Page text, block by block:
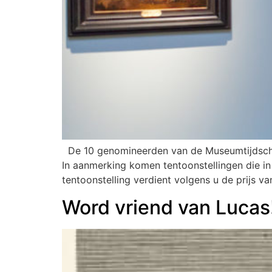
De 10 genomineerden van de
In aanmerking komen tentoonstellingen die
tentoonstelling verdient volgens u de prijs
Word vriend van